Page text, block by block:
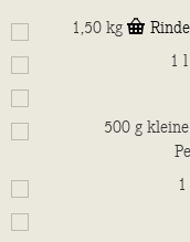
1,50 kg
1 l
500 g
1